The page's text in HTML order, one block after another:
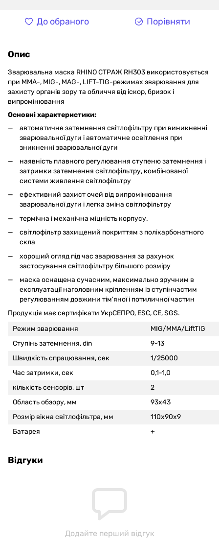
До обраного Порівняти
Опис
Зварювальна маска RHINO СТРАЖ RH303 використовується
при MMA-, MIG-, MAG-, LIFT-TIG-режимах зварювання для
захисту органів зору та обличчя від іскор, бризок і
випромінювання
Основні характеристики:
автоматичне затемнення світлофільтру при виникненні
зварювальної дуги і автоматичне освітлення при
зникненні зварювальної дуги
наявність плавного регулювання ступеню затемнення і
затримки затемнення світлофільтру, комбінованої
системи живлення світлофільтру
ефективний захист очей від випромінювання
зварювальної дуги і легка зміна світлофільтру
термічна і механічна міцність корпусу.
світлофільтр захищений покриттям з полікарбонатного
скла
хороший огляд під час зварювання за рахунок
застосування світлофільтру більшого розміру
маска оснащена сучасним, максимально зручним в
експлуатації наголовним кріпленням із ступінчастим
регулюванням довжини тім'яної і потиличної частин
Продукція має сертифікати УкрСЕПРО, ESC, CE, SGS.
Режим зварювання
MIG/MMA/LiftTIG
Ступінь затемнення, din
9-13
Швидкість спрацювання, сек
1/25000
Час затримки, сек
0,1-1,0
кількість сенсорів, шт
2
Область обзору, мм
93х43
Розмір вікна світлофільтра, мм
110х90х9
Батарея
+
Відгуки
Додайте перший відгук